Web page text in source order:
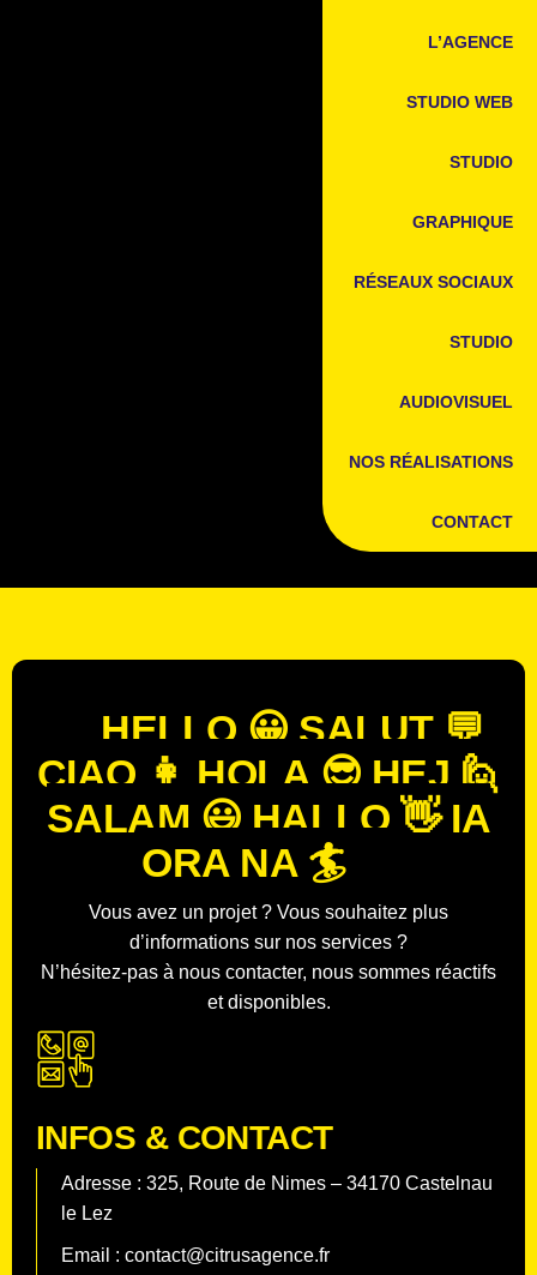
L’AGENCE
STUDIO WEB
STUDIO
GRAPHIQUE
RÉSEAUX SOCIAUX
STUDIO
AUDIOVISUEL
NOS RÉALISATIONS
CONTACT
HELLO 😀 SALUT 💬
CIAO 👩 HOLA 😎 HEJ 🙋
SALAM 😃 HALLO 👋 IA
ORA NA 🏄
Vous avez un projet ? Vous souhaitez plus
d’informations sur nos services ?
N’hésitez-pas à nous contacter, nous sommes réactifs
et disponibles.
INFOS & CONTACT
Adresse : 325, Route de Nimes – 34170 Castelnau
le Lez
Email : contact@citrusagence.fr